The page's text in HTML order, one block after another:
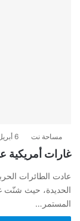
مساحة نت 6 أبريل، 2025
غارات أمريكية
عادت الطائرات
الحديدة، حيث شنّت
المستمر…